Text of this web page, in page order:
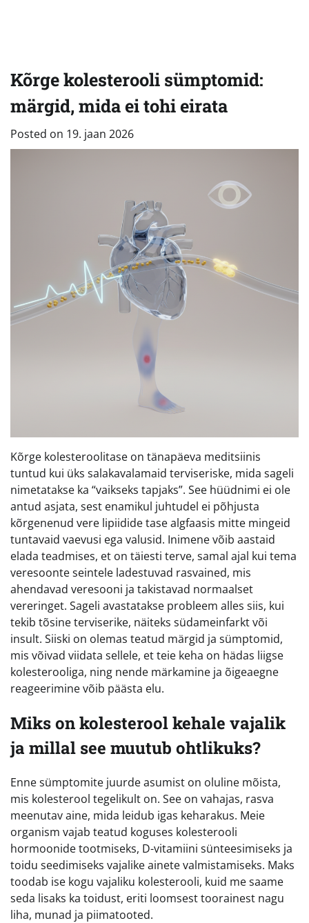
Kõrge kolesterooli sümptomid:
märgid, mida ei tohi eirata
Posted on 19. jaan 2026
Kõrge kolesteroolitase on tänapäeva meditsiinis
tuntud kui üks salakavalamaid terviseriske, mida sageli
nimetatakse ka “vaikseks tapjaks”. See hüüdnimi ei ole
antud asjata, sest enamikul juhtudel ei põhjusta
kõrgenenud vere lipiidide tase algfaasis mitte mingeid
tuntavaid vaevusi ega valusid. Inimene võib aastaid
elada teadmises, et on täiesti terve, samal ajal kui tema
veresoonte seintele ladestuvad rasvained, mis
ahendavad veresooni ja takistavad normaalset
vereringet. Sageli avastatakse probleem alles siis, kui
tekib tõsine terviserike, näiteks südameinfarkt või
insult. Siiski on olemas teatud märgid ja sümptomid,
mis võivad viidata sellele, et teie keha on hädas liigse
kolesterooliga, ning nende märkamine ja õigeaegne
reageerimine võib päästa elu.
Miks on kolesterool kehale vajalik
ja millal see muutub ohtlikuks?
Enne sümptomite juurde asumist on oluline mõista,
mis kolesterool tegelikult on. See on vahajas, rasva
meenutav aine, mida leidub igas keharakus. Meie
organism vajab teatud koguses kolesterooli
hormoonide tootmiseks, D-vitamiini sünteesimiseks ja
toidu seedimiseks vajalike ainete valmistamiseks. Maks
toodab ise kogu vajaliku kolesterooli, kuid me saame
seda lisaks ka toidust, eriti loomsest toorainest nagu
liha, munad ja piimatooted.